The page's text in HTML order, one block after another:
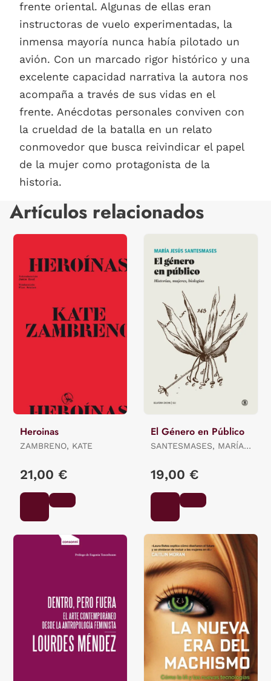
frente oriental. Algunas de ellas eran
instructoras de vuelo experimentadas, la
inmensa mayoría nunca había pilotado un
avión. Con un marcado rigor histórico y una
excelente capacidad narrativa la autora nos
acompaña a través de sus vidas en el
frente. Anécdotas personales conviven con
la crueldad de la batalla en un relato
conmovedor que busca reivindicar el papel
de la mujer como protagonista de la
historia.
Artículos relacionados
Heroinas
ZAMBRENO, KATE
21,00 €
El Género en Público
SANTESMASES, MARÍA
19,00 €